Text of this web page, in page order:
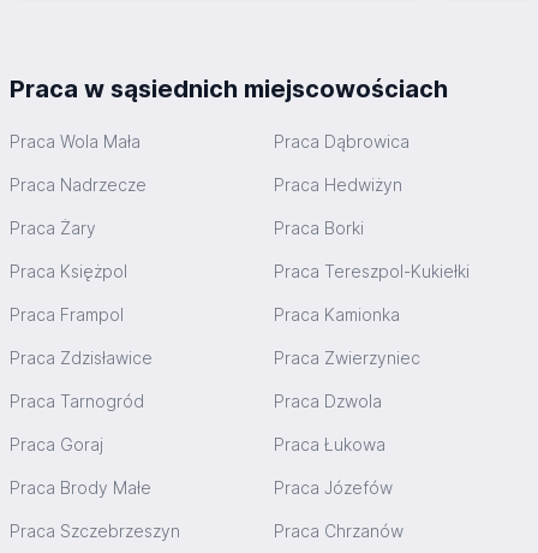
Praca w sąsiednich miejscowościach
Praca Wola Mała Praca Dąbrowica
Praca Nadrzecze Praca Hedwiżyn
Praca Żary Praca Borki
Praca Księżpol Praca Tereszpol-Kukiełki
Praca Frampol Praca Kamionka
Praca Zdzisławice Praca Zwierzyniec
Praca Tarnogród Praca Dzwola
Praca Goraj Praca Łukowa
Praca Brody Małe Praca Józefów
Praca Szczebrzeszyn Praca Chrzanów